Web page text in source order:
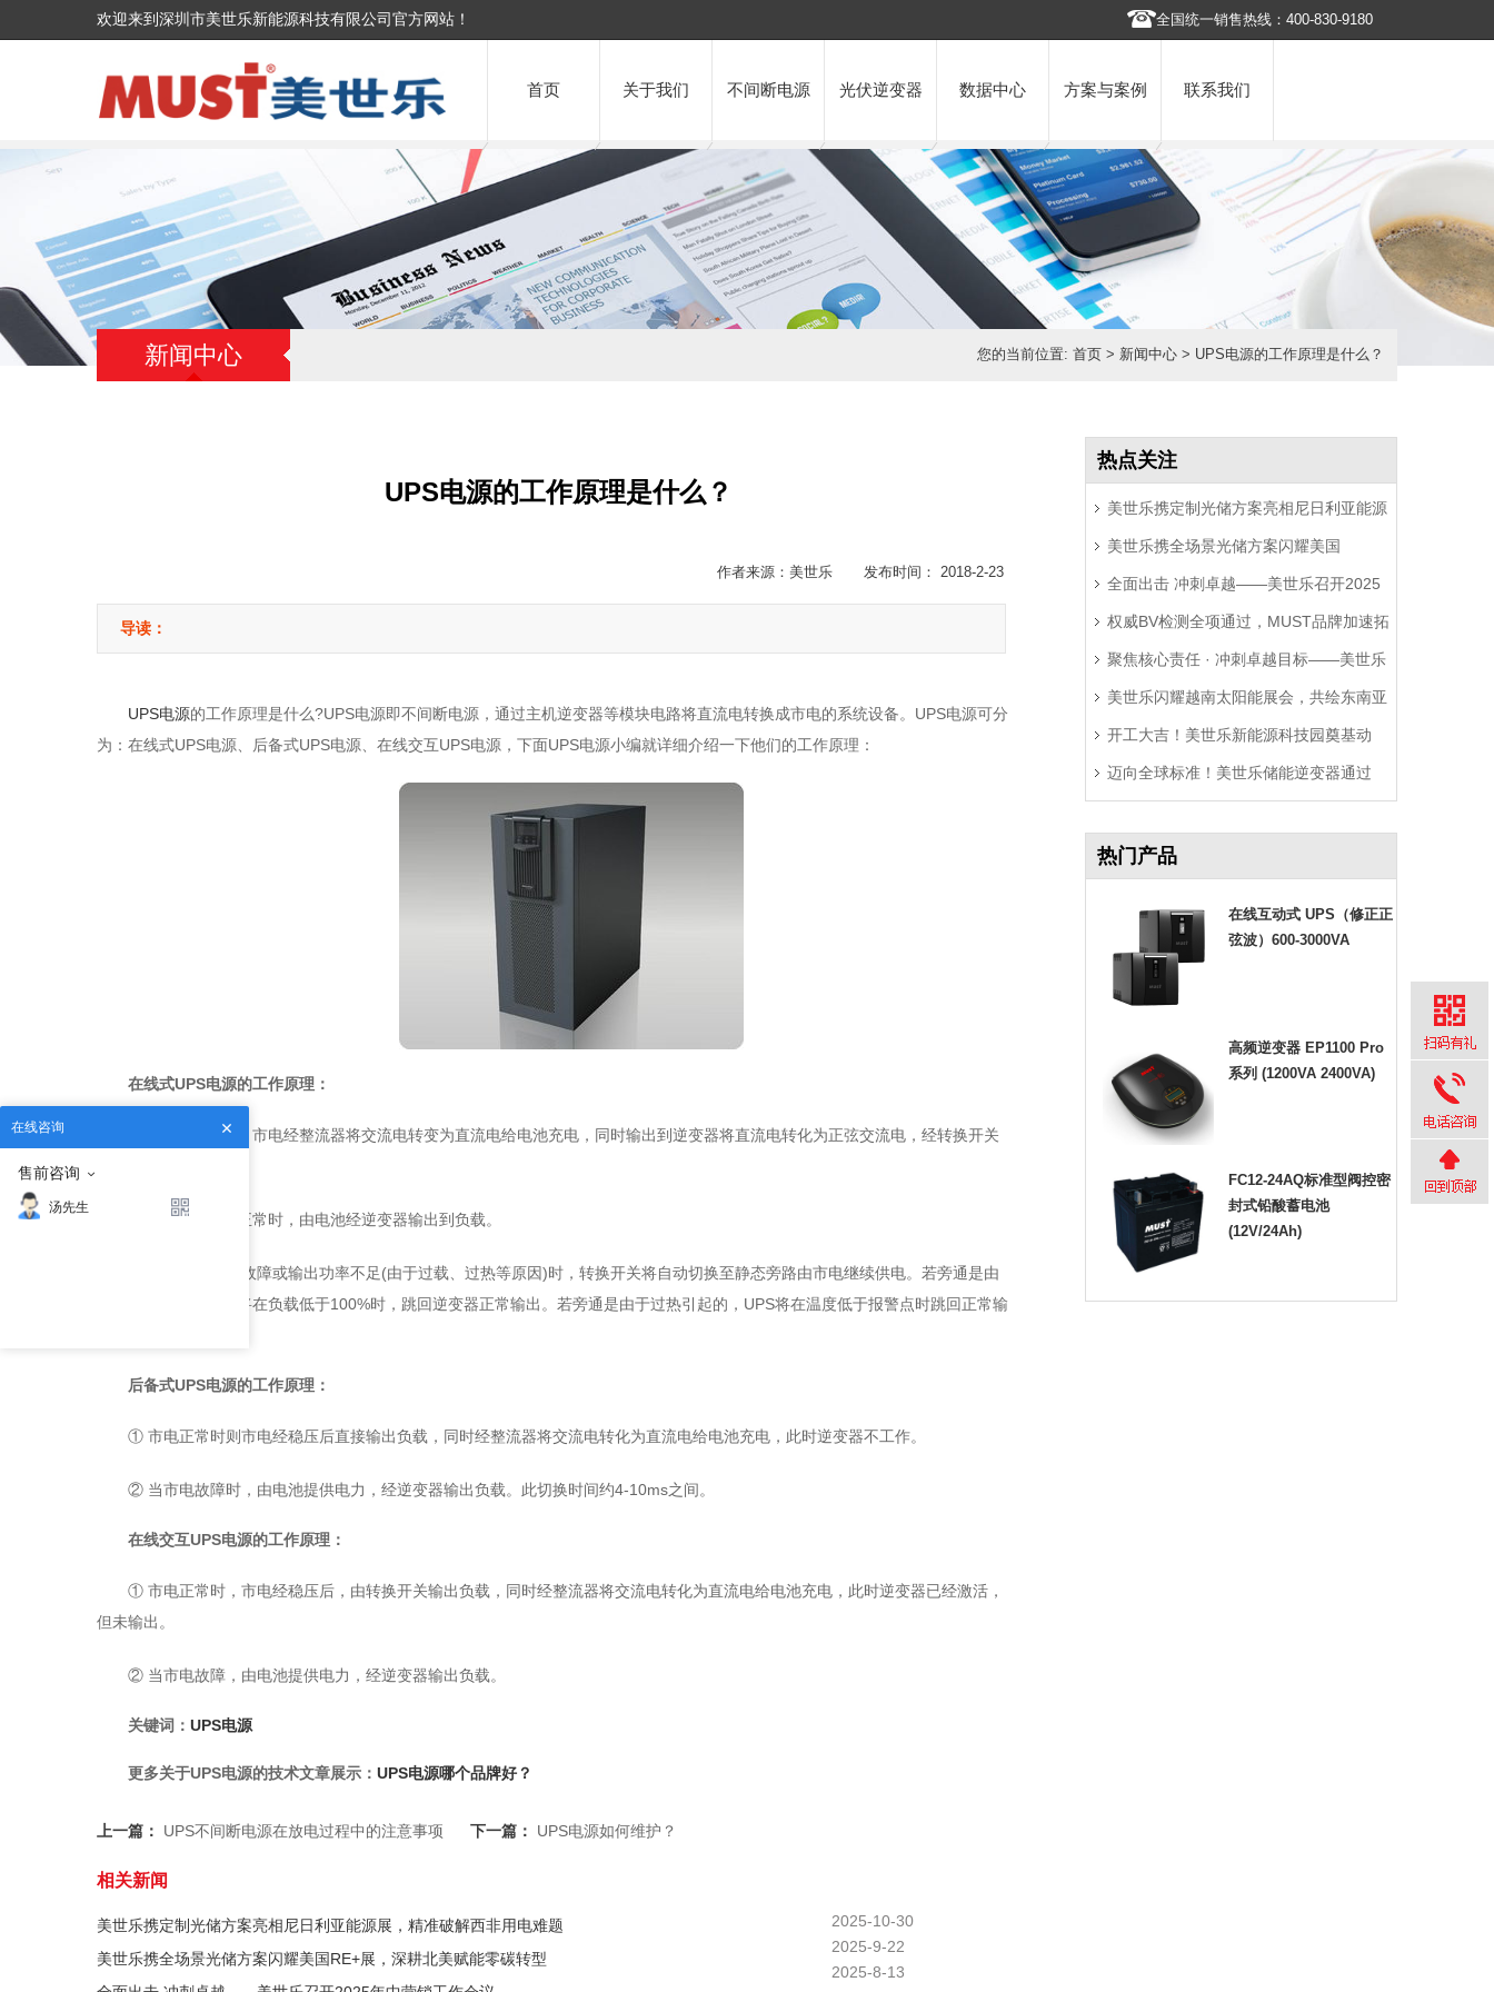
欢迎来到深圳市美世乐新能源科技有限公司官方网站！ 全国统一销售热线：400-830-9180
首页 关于我们 不间断电源 光伏逆变器 数据中心 方案与案例 联系我们
新闻中心 您的当前位置:首页 > 新闻中心 > UPS电源的工作原理是什么？
UPS电源的工作原理是什么？
作者来源：美世乐 发布时间： 2018-2-23
导读：
UPS电源的工作原理是什么?UPS电源即不间断电源，通过主机逆变器等模块电路将直流电转换成市电的系统设备。UPS电源可分
为：在线式UPS电源、后备式UPS电源、在线交互UPS电源，下面UPS电源小编就详细介绍一下他们的工作原理：
在线式UPS电源的工作原理：
①当市电正常时，市电经整流器将交流电转变为直流电给电池充电，同时输出到逆变器将直流电转化为正弦交流电，经转换开关
②当市电输入不正常时，由电池经逆变器输出到负载。
③ 当逆变器发生故障或输出功率不足(由于过载、过热等原因)时，转换开关将自动切换至静态旁路由市电继续供电。若旁通是由
于过载引起的，UPS将在负载低于100%时，跳回逆变器正常输出。若旁通是由于过热引起的，UPS将在温度低于报警点时跳回正常输
后备式UPS电源的工作原理：
① 市电正常时则市电经稳压后直接输出负载，同时经整流器将交流电转化为直流电给电池充电，此时逆变器不工作。
② 当市电故障时，由电池提供电力，经逆变器输出负载。此切换时间约4-10ms之间。
在线交互UPS电源的工作原理：
① 市电正常时，市电经稳压后，由转换开关输出负载，同时经整流器将交流电转化为直流电给电池充电，此时逆变器已经激活，
但未输出。
② 当市电故障，由电池提供电力，经逆变器输出负载。
关键词： UPS电源
更多关于UPS电源的技术文章展示： UPS电源哪个品牌好？
上一篇： UPS不间断电源在放电过程中的注意事项 下一篇： UPS电源如何维护？
相关新闻
2025-10-30
美世乐携定制光储方案亮相尼日利亚能源展，精准破解西非用电难题
2025-9-22
美世乐携全场景光储方案闪耀美国RE+展，深耕北美赋能零碳转型
2025-8-13
热点关注
美世乐携定制光储方案亮相尼日利亚能源
展，精准破解西非用电难题
美世乐携全场景光储方案闪耀美国
RE+展，深耕北美赋能零碳转型
全面出击 冲刺卓越——美世乐召开2025
年中营销工作会议
权威BV检测全项通过，MUST品牌加速拓
局拉美市场
聚焦核心责任 · 冲刺卓越目标——美世乐
2025年中会议圆满举行
美世乐闪耀越南太阳能展会，共绘东南亚
绿色能源新图景
开工大吉！美世乐新能源科技园奠基动
工，迈向全球绿色智造新征程
迈向全球标准！美世乐储能逆变器通过
热门产品
在线互动式 UPS（修正正
弦波）600-3000VA
高频逆变器 EP1100 Pro
系列 (1200VA 2400VA)
FC12-24AQ标准型阀控密
封式铅酸蓄电池
(12V/24Ah)
在线咨询
售前咨询
汤先生